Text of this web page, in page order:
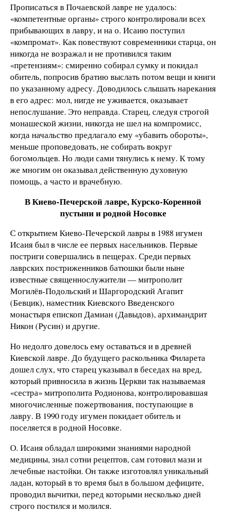
Прописаться в Почаевской лавре не удалось:
«компетентные органы» строго контролировали всех
прибывающих в лавру, и на о. Исаию поступил
«компромат». Как повествуют современники старца, он
никогда не возражал и не противился таким
«претензиям»: смиренно собирал сумку и покидал
обитель, попросив братию выслать потом вещи и книги
по указанному адресу. Доводилось слышать нарекания
в его адрес: мол, нигде не уживается, оказывает
непослушание. Это неправда. Старец, следуя строгой
монашеской жизни, никогда не шел на компромисс,
когда начальство предлагало ему «убавить обороты»,
меньше проповедовать, не собирать вокруг
богомольцев. Но люди сами тянулись к нему. К тому
же многим он оказывал действенную духовную
помощь, а часто и врачебную.
В Киево-Печерской лавре, Курско-Коренной
пустыни и родной Носовке
С открытием Киево-Печерской лавры в 1988 игумен
Исаия был в числе ее первых насельников. Первые
постриги совершались в пещерах. Среди первых
лаврских постриженников батюшки были ныне
известные священнослужители — митрополит
Могилёв-Подольский и Шаргородский Агапит
(Бевцик), наместник Киевского Введенского
монастыря епископ Дамиан (Давыдов), архимандрит
Никон (Русин) и другие.
Но недолго довелось ему оставаться и в древней
Киевской лавре. До будущего раскольника Филарета
дошел слух, что старец указывал в беседах на вред,
который привносила в жизнь Церкви так называемая
«сестра» митрополита Родионова, контролировавшая
многочисленные пожертвования, поступающие в
лавру. В 1990 году игумен покидает обитель и
поселяется в родной Носовке.
О. Исаия обладал широкими знаниями народной
медицины, знал сотни рецептов, сам готовил мази и
лечебные настойки. Он также изготовлял уникальный
ладан, который в то время был в большом дефиците,
проводил вычитки, перед которыми несколько дней
строго постился и молился.